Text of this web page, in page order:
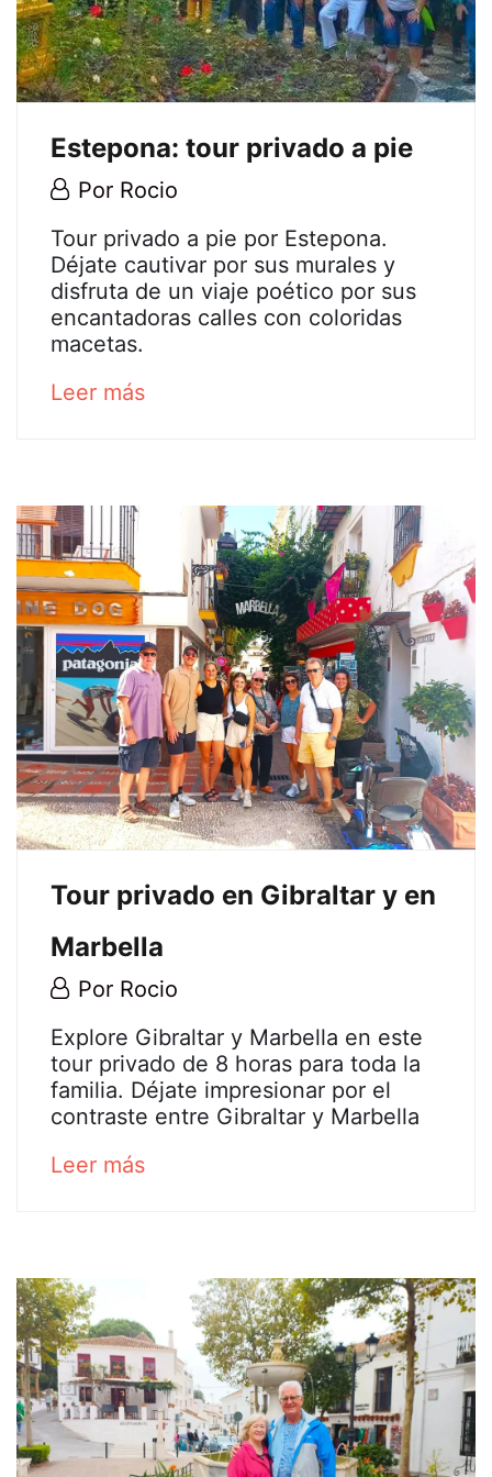
Estepona: tour privado a pie
21
2024
Por Rocio
Estepona:
tour
privado
a
5
abril,
2026
2024-
03-
21T16:21:48+01:00
Tour privado a pie por Estepona.
Déjate cautivar por sus murales y
disfruta de un viaje poético por sus
encantadoras calles con coloridas
macetas.
Leer másabout
Tour privado en Gibraltar y en
Marbella
20
2022
Por Rocio
Tour
privado
en
Gibraltar
en
Marbella
26
diciembre,
2024
Explore Gibraltar y Marbella en este
tour privado de 8 horas para toda la
familia. Déjate impresionar por el
contraste entre Gibraltar y Marbella
Leer másabout
read